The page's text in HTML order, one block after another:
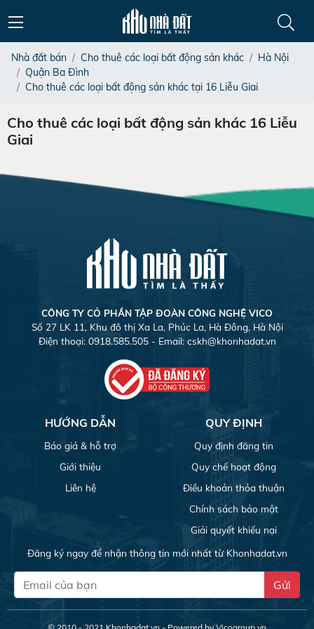
Nhà đất bán Cho thuê các loại bất động sản khác
Hà Nội
Quận Ba Đình
Cho thuê các loại bất động sản khác tại 16 Liễu Giai
Cho thuê các loại bất động sản khác 16 Liễu
Giai
CÔNG TY CỎ PHẦN TẬP ĐOÀN CÔNG NGHỆ VICO
Số 27 LK 11, Khu đô thị Xa La, Phúc La, Hà Đông, Hà Nội
Điện thoại: 0918.585.505 - Email: cskh@khonhadat.vn
HƯỚNG DẪN
Báo giá & hỗ trợ
Giới thiệu
Liên hệ
QUY ĐỊNH
Quy định đăng tin
Quy chế hoạt động
Điều khoản thỏa thuận
Chính sách bảo mật
Giải quyết khiếu nại
Đăng ký ngay để nhận thông tin mới nhất từ Khonhadat.vn
Gửi